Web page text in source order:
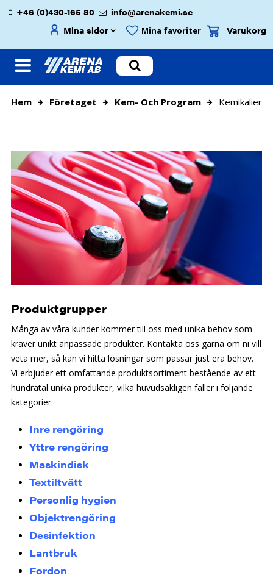
+46 (0)430-165 80
info@arenakemi.se
Mina sidor
Mina favoriter Varukorg
Hem Företaget Kem- Och Program Kemikalier
Produktgrupper
Många av våra kunder kommer till oss med unika behov som
kräver unikt anpassade produkter. Kontakta oss gärna om ni vill
veta mer, så kan vi hitta lösningar som passar just era behov.
Vi erbjuder ett omfattande produktsortiment bestående av ett
hundratal unika produkter, vilka huvudsakligen faller i följande
kategorier.
Inre rengöring
Yttre rengöring
Maskindisk
Textiltvätt
Personlig hygien
Objektrengöring
Desinfektion
Lantbruk
Fordon